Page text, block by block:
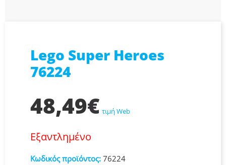
Lego Super Heroes
76224
48,49€ τιμή Web
Εξαντλημένο
Κωδικός προϊόντος: 76224